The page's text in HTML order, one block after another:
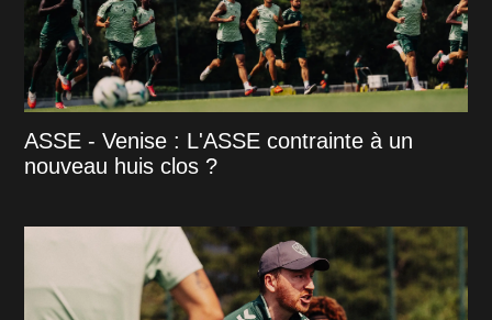
ASSE - Venise : L'ASSE contrainte à un
nouveau huis clos ?